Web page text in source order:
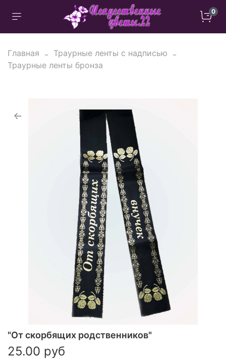
0
Главная
Траурные ленты с надписью
Траурные ленты бронза
"От скорбящих родственников"
25.00 руб